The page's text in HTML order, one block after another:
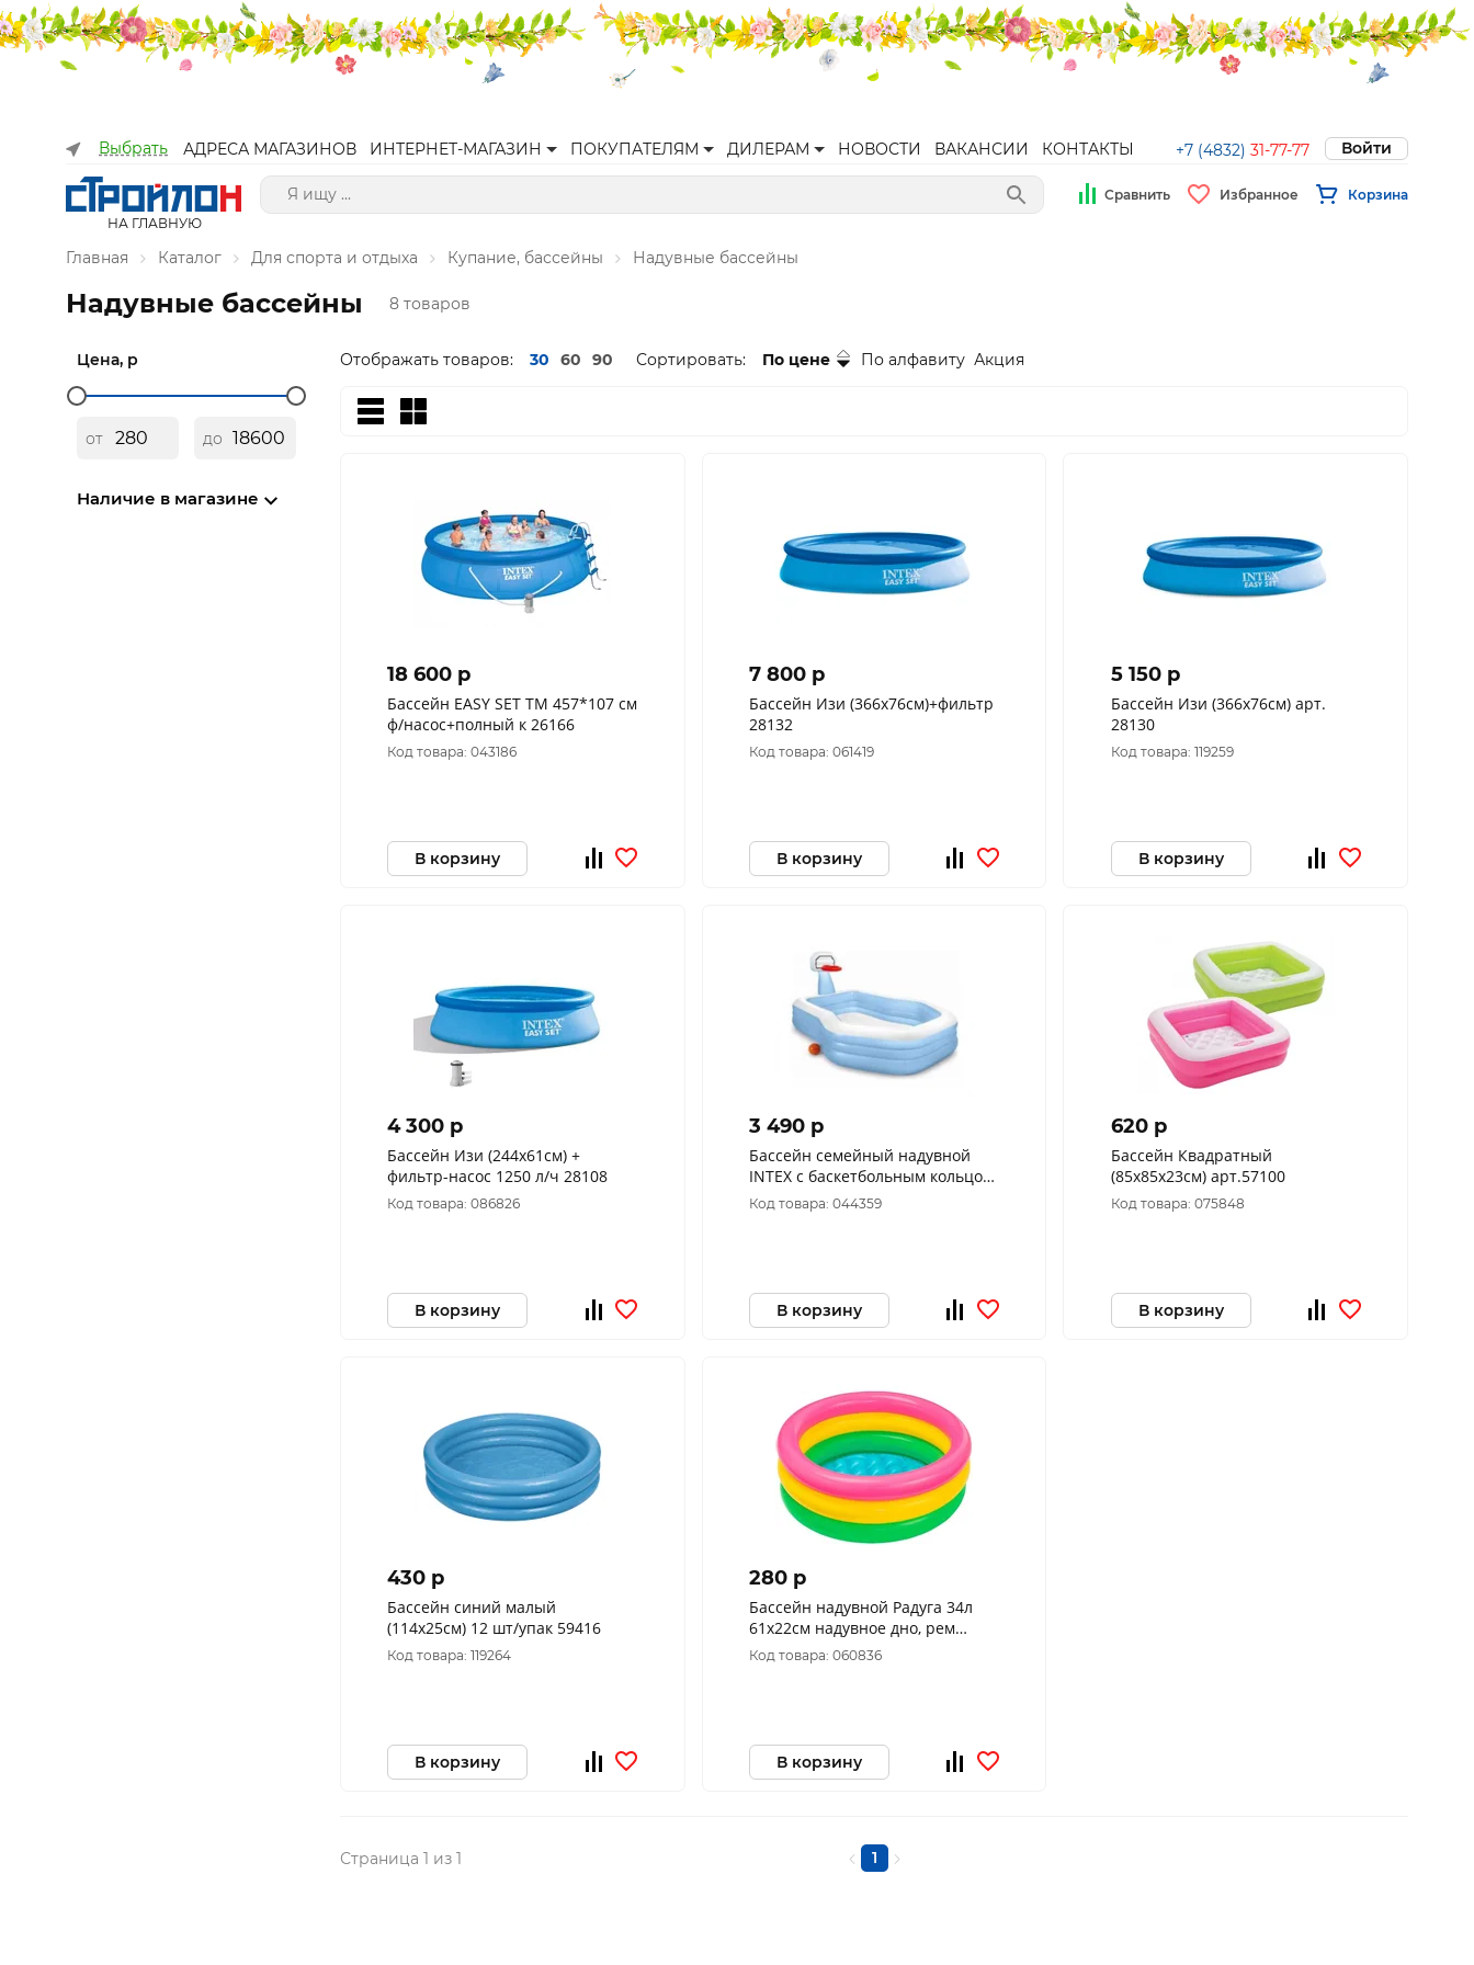
Выбрать АДРЕСА МАГАЗИНОВ ИНТЕРНЕТ-МАГАЗИН ПОКУПАТЕЛЯМ ДИЛЕРАМ НОВОСТИ ВАКАНСИИ КОНТАКТЫ +7 (4832) 31-77-77 Войти
НА ГЛАВНУЮ
Сравнить Избранное Корзина
Главная Каталог Для спорта и отдыха Купание, бассейны Надувные бассейны
Надувные бассейны 8 товаров
Цена, р
от до
Наличие в магазине
Отображать товаров: 30 60 90 Сортировать: По цене По алфавиту Акция
18 600 p
Бассейн EASY SET TM 457*107 см
ф/насос+полный к 26166
Код товара: 043186
В корзину
7 800 p
Бассейн Изи (366х76см)+фильтр
28132
Код товара: 061419
В корзину
5 150 p
Бассейн Изи (366х76см) арт.
28130
Код товара: 119259
В корзину
4 300 p
Бассейн Изи (244х61см) +
фильтр-насос 1250 л/ч 28108
Код товара: 086826
В корзину
3 490 p
Бассейн семейный надувной
INTEX с баскетбольным кольцом
57-183
Код товара: 044359
В корзину
620 p
Бассейн Квадратный
(85х85х23см) арт.57100
Код товара: 075848
В корзину
430 p
Бассейн синий малый
(114х25см) 12 шт/упак 59416
Код товара: 119264
В корзину
280 p
Бассейн надувной Радуга 34л
61x22см надувное дно, рем
комплект 57107
Код товара: 060836
В корзину
Страница 1 из 1 1